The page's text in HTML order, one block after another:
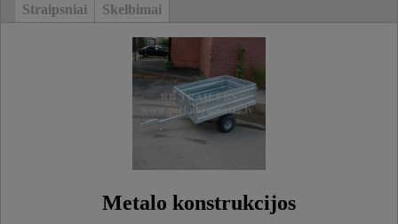
Straipsniai
Skelbimai
Metalo konstrukcijos